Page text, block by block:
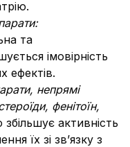
та
імовірність
ефектів.
непрямі
фенітоїн,
активність
їх зі зв’язку з